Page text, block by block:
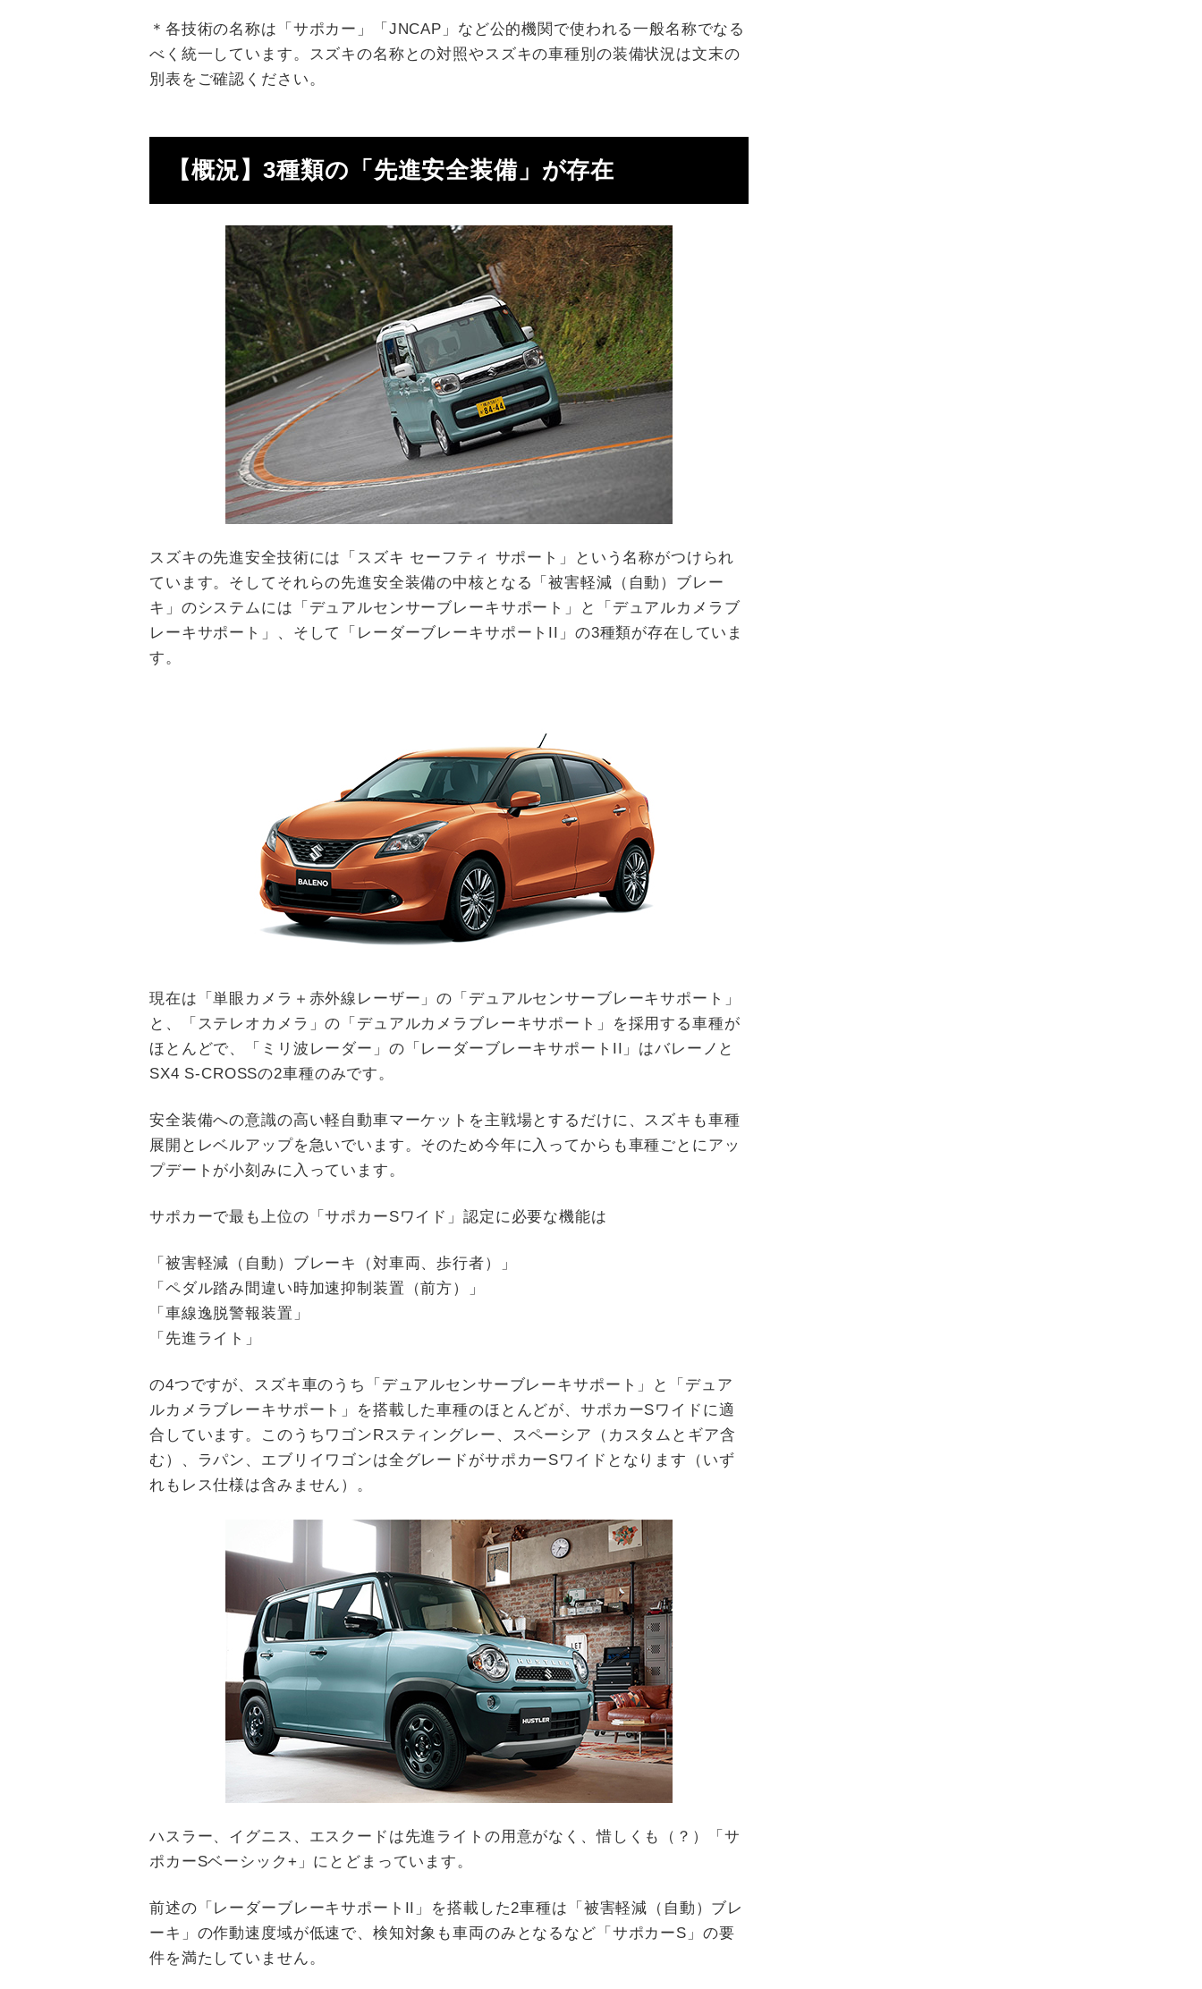
＊各技術の名称は「サポカー」「JNCAP」など公的機関で使われる一般名称でなる
べく統一しています。スズキの名称との対照やスズキの車種別の装備状況は文末の
別表をご確認ください。
【概況】3種類の「先進安全装備」が存在
スズキの先進安全技術には「スズキ セーフティ サポート」という名称がつけられ
ています。そしてそれらの先進安全装備の中核となる「被害軽減（自動）ブレー
キ」のシステムには「デュアルセンサーブレーキサポート」と「デュアルカメラブ
レーキサポート」、そして「レーダーブレーキサポートII」の3種類が存在していま
す。
現在は「単眼カメラ＋赤外線レーザー」の「デュアルセンサーブレーキサポート」
と、「ステレオカメラ」の「デュアルカメラブレーキサポート」を採用する車種が
ほとんどで、「ミリ波レーダー」の「レーダーブレーキサポートII」はバレーノと
SX4 S-CROSSの2車種のみです。
安全装備への意識の高い軽自動車マーケットを主戦場とするだけに、スズキも車種
展開とレベルアップを急いでいます。そのため今年に入ってからも車種ごとにアッ
プデートが小刻みに入っています。
サポカーで最も上位の「サポカーSワイド」認定に必要な機能は
「被害軽減（自動）ブレーキ（対車両、歩行者）」
「ペダル踏み間違い時加速抑制装置（前方）」
「車線逸脱警報装置」
「先進ライト」
の4つですが、スズキ車のうち「デュアルセンサーブレーキサポート」と「デュア
ルカメラブレーキサポート」を搭載した車種のほとんどが、サポカーSワイドに適
合しています。このうちワゴンRスティングレー、スペーシア（カスタムとギア含
む）、ラパン、エブリイワゴンは全グレードがサポカーSワイドとなります（いず
れもレス仕様は含みません）。
ハスラー、イグニス、エスクードは先進ライトの用意がなく、惜しくも（？）「サ
ポカーSベーシック+」にとどまっています。
前述の「レーダーブレーキサポートII」を搭載した2車種は「被害軽減（自動）ブレ
ーキ」の作動速度域が低速で、検知対象も車両のみとなるなど「サポカーS」の要
件を満たしていません。